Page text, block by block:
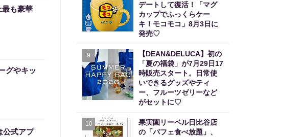
も豪華
グやキッ
公式アプ
デートして復活！「マグ
カップでふっくらケー
キ！モコモコ」8月3日に
発売♡
9
【DEAN&DELUCA】初の
「夏の福袋」が7月29日17
時販売スタート。日常使
いできるグッズやティ
ー、フルーツゼリーなど
がセットに♡
10
果実園リーベル日比谷店
の「パフェ食べ放題」、